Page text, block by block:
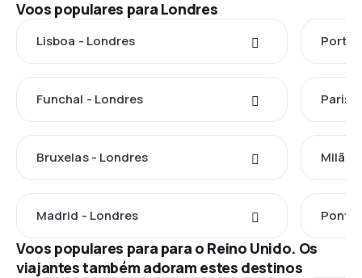
Voos populares para Londres
Lisboa - Londres Porto
Funchal - Londres Paris
Bruxelas - Londres Milão
Madrid - Londres Ponta
Voos populares para para o Reino Unido. Os
viajantes também adoram estes destinos